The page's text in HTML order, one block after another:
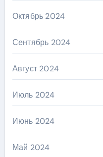
Октябрь 2024
Сентябрь 2024
Август 2024
Июль 2024
Июнь 2024
Май 2024